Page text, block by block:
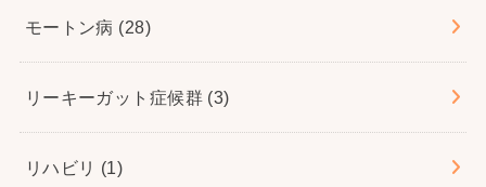
モートン病 (28)
リーキーガット症候群 (3)
リハビリ (1)